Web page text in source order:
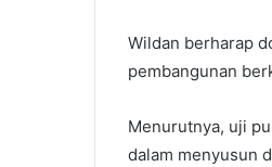
Wildan berharap
pembangunan
Menurutnya, uji
dalam menyusun